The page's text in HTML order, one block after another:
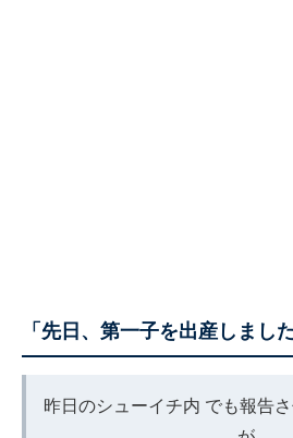
「先日、第一子を出産しました
昨日のシューイチ内 でも報告